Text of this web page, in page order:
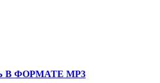
ФОРМАТЕ MP3